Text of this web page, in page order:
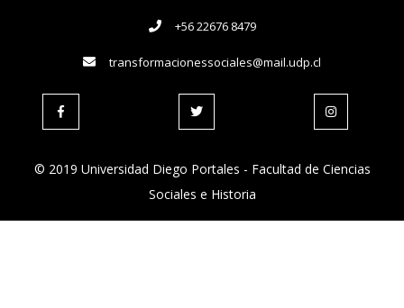
+56 22676 8479
transformacionessociales@mail.udp.cl
© 2019 Universidad Diego Portales - Facultad de Ciencias
Sociales e Historia